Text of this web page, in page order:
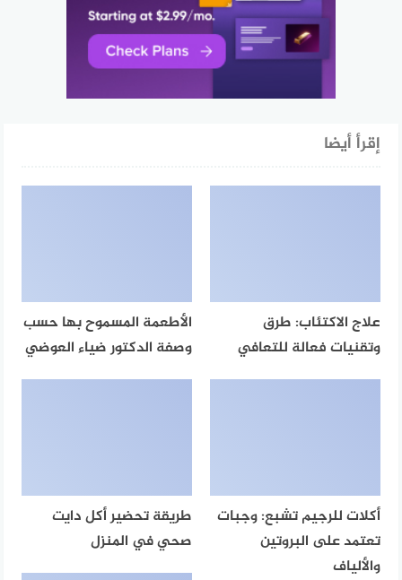
إقرأ أيضا
علاج الاكتئاب: طرق
وتقنيات فعالة للتعافي
الأطعمة المسموح بها حسب
وصفة الدكتور ضياء العوضي
أكلات للرجيم تشبع: وجبات
تعتمد على البروتين
والألياف
طريقة تحضير أكل دايت
صحي في المنزل